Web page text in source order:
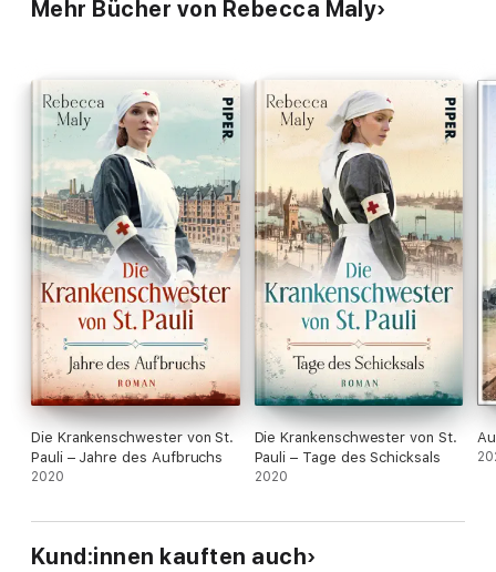
Mehr Bücher von Rebecca Maly
Die Krankenschwester von St.
Pauli – Jahre des Aufbruchs
2020
Die Krankenschwester von St.
Pauli – Tage des Schicksals
2020
Kund:innen kauften auch